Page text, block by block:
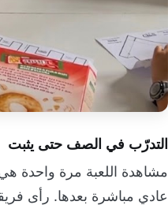
التدرّب في الصف حتى يثبت
مشاهدة اللعبة مرة واحدة
عادي مباشرة بعدها. رأى